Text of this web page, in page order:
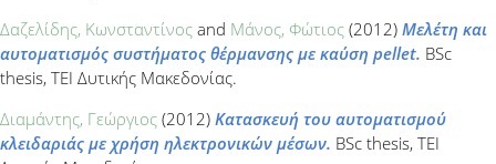
Δαζελίδης, Κωνσταντίνος and Μάνος, Φώτιος (2012) Μελέτη και
αυτοματισμός συστήματος θέρμανσης με καύση pellet. BSc
thesis, ΤΕΙ Δυτικής Μακεδονίας.
Διαμάντης, Γεώργιος (2012) Κατασκευή του αυτοματισμού
κλειδαριάς με χρήση ηλεκτρονικών μέσων. BSc thesis, ΤΕΙ